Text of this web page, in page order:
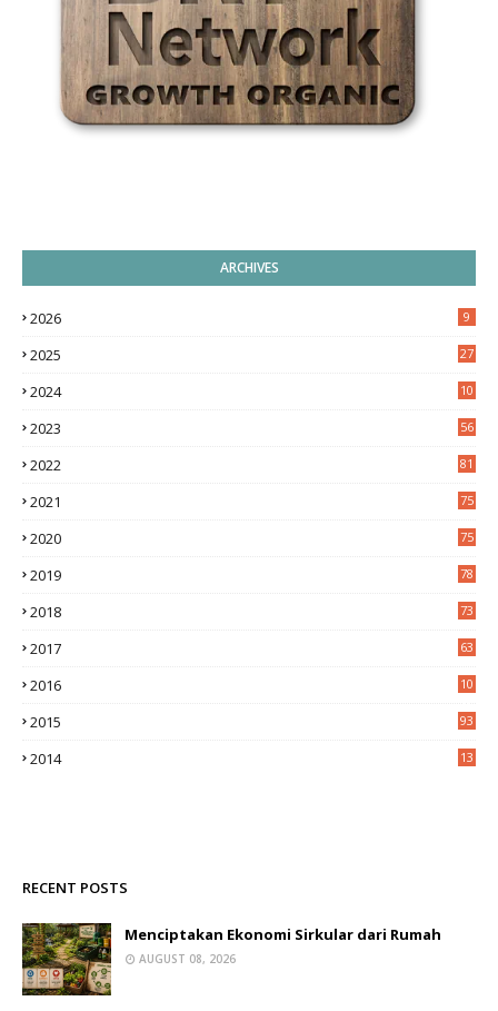
ARCHIVES
2026 9
2025 27
2024
10
2023 56
2022 81
2021 75
2020 75
2019 78
2018 73
2017 63
2016
10
2015 93
2014
13
RECENT POSTS
Menciptakan Ekonomi Sirkular dari Rumah
AUGUST 08, 2026